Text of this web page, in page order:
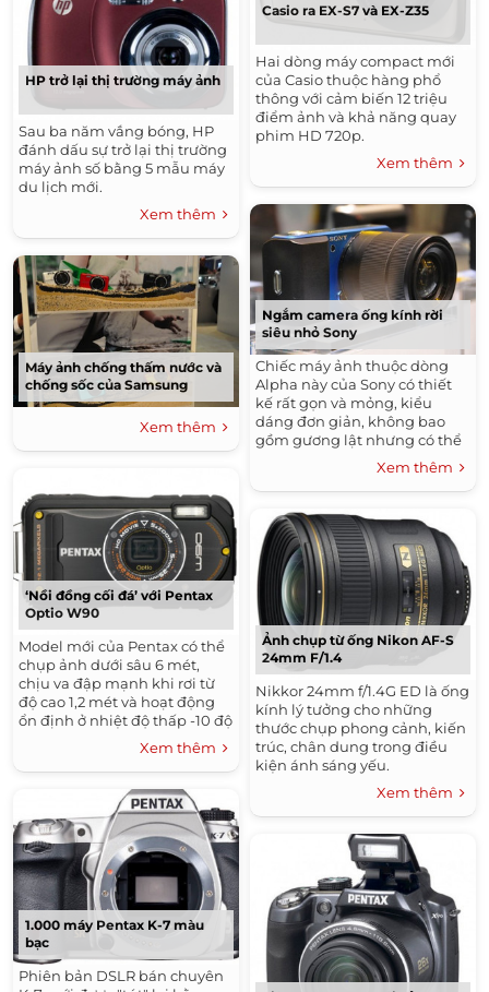
HP trở lại thị trường máy ảnh
Sau ba năm vắng bóng, HP
đánh dấu sự trở lại thị trường
máy ảnh số bằng 5 mẫu máy
du lịch mới.
Xem thêm
Máy ảnh chống thấm nước và
chống sốc của Samsung
Xem thêm
‘Nồi đồng cối đá’ với Pentax
Optio W90
Model mới của Pentax có thể
chụp ảnh dưới sâu 6 mét,
chịu va đập mạnh khi rơi từ
độ cao 1,2 mét và hoạt động
ổn định ở nhiệt độ thấp -10 độ
Xem thêm
1.000 máy Pentax K-7 màu
bạc
Phiên bản DSLR bán chuyên
Casio ra EX-S7 và EX-Z35
Hai dòng máy compact mới
của Casio thuộc hàng phổ
thông với cảm biến 12 triệu
điểm ảnh và khả năng quay
phim HD 720p.
Xem thêm
Ngắm camera ống kính rời
siêu nhỏ Sony
Chiếc máy ảnh thuộc dòng
Alpha này của Sony có thiết
kế rất gọn và mỏng, kiểu
dáng đơn giản, không bao
gồm gương lật nhưng có thể
thay đổi ống kính.Xem thêm
Ảnh chụp từ ống Nikon AF-S
24mm F/1.4
Nikkor 24mm f/1.4G ED là ống
kính lý tưởng cho những
thước chụp phong cảnh, kiến
trúc, chân dung trong điều
kiện ánh sáng yếu.
Xem thêm